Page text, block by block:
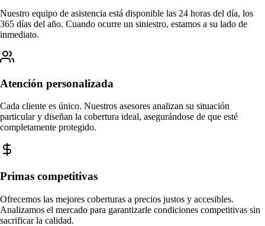
Nuestro equipo de asistencia está disponible las 24 horas del día, los
365 días del año. Cuando ocurre un siniestro, estamos a su lado de
inmediato.
Atención personalizada
Cada cliente es único. Nuestros asesores analizan su situación
particular y diseñan la cobertura ideal, asegurándose de que esté
completamente protegido.
Primas competitivas
Ofrecemos las mejores coberturas a precios justos y accesibles.
Analizamos el mercado para garantizarle condiciones competitivas sin
sacrificar la calidad.